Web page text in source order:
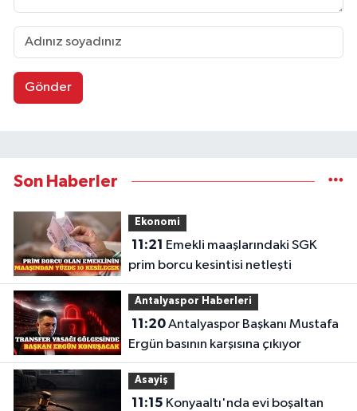
Gönder
Son Haberler
Ekonomi
11:21
prim borcu kesintisi netleşti
Antalyaspor Haberleri
11:20Antalyaspor Başkanı Mustafa
Ergün basının karşısına çıkıyor
Asayiş
11:15